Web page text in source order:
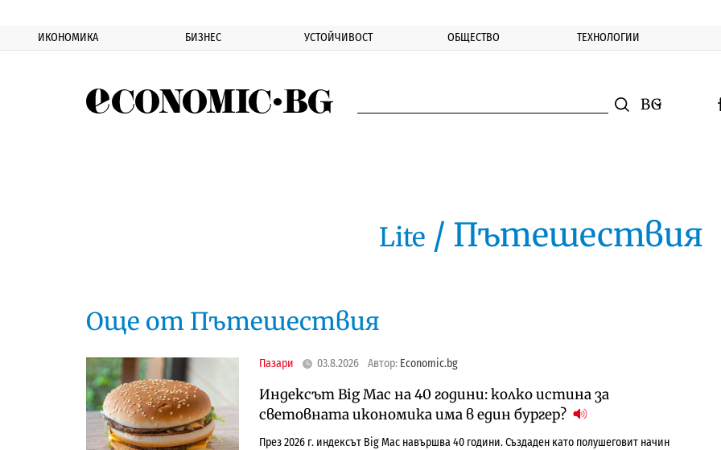
ИКОНОМИКА БИЗНЕС УСТОЙЧИВОСТ ОБЩЕСТВО ТЕХНОЛОГИИ
Смяна на
Lite / Пътешествия
Още от Пътешествия
Пазари 03.8.2026 Автор: Economic.bg
Индексът Big Mac на 40 години: колко истина за
световната икономика има в един бургер?
През 2026 г. индексът Big Mac навършва 40 години. Създаден като полушеговит начин